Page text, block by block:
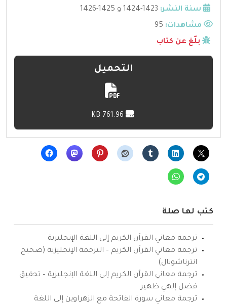
سنة النشر: 1423-1424 و 1425-1426
مشاهدات:
بلّغ عن كتاب
التحميل
كتب لها صلة
ترجمة معاني القرآن الكريم إلى اللغة الإنجليزية
ترجمة معاني القرآن الكريم – الترجمة الإنجليزية (صحيح
انترناشونال)
ترجمة معاني القرآن الكريم إلى اللغة الإنجليزية – تحقيق
فضل إلهي ظهير
ترجمة معاني سورة الفاتحة مع الزهراوين إلى اللغة